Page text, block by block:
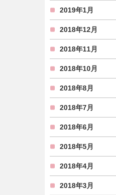
2019年1月
2018年12月
2018年11月
2018年10月
2018年8月
2018年7月
2018年6月
2018年5月
2018年4月
2018年3月